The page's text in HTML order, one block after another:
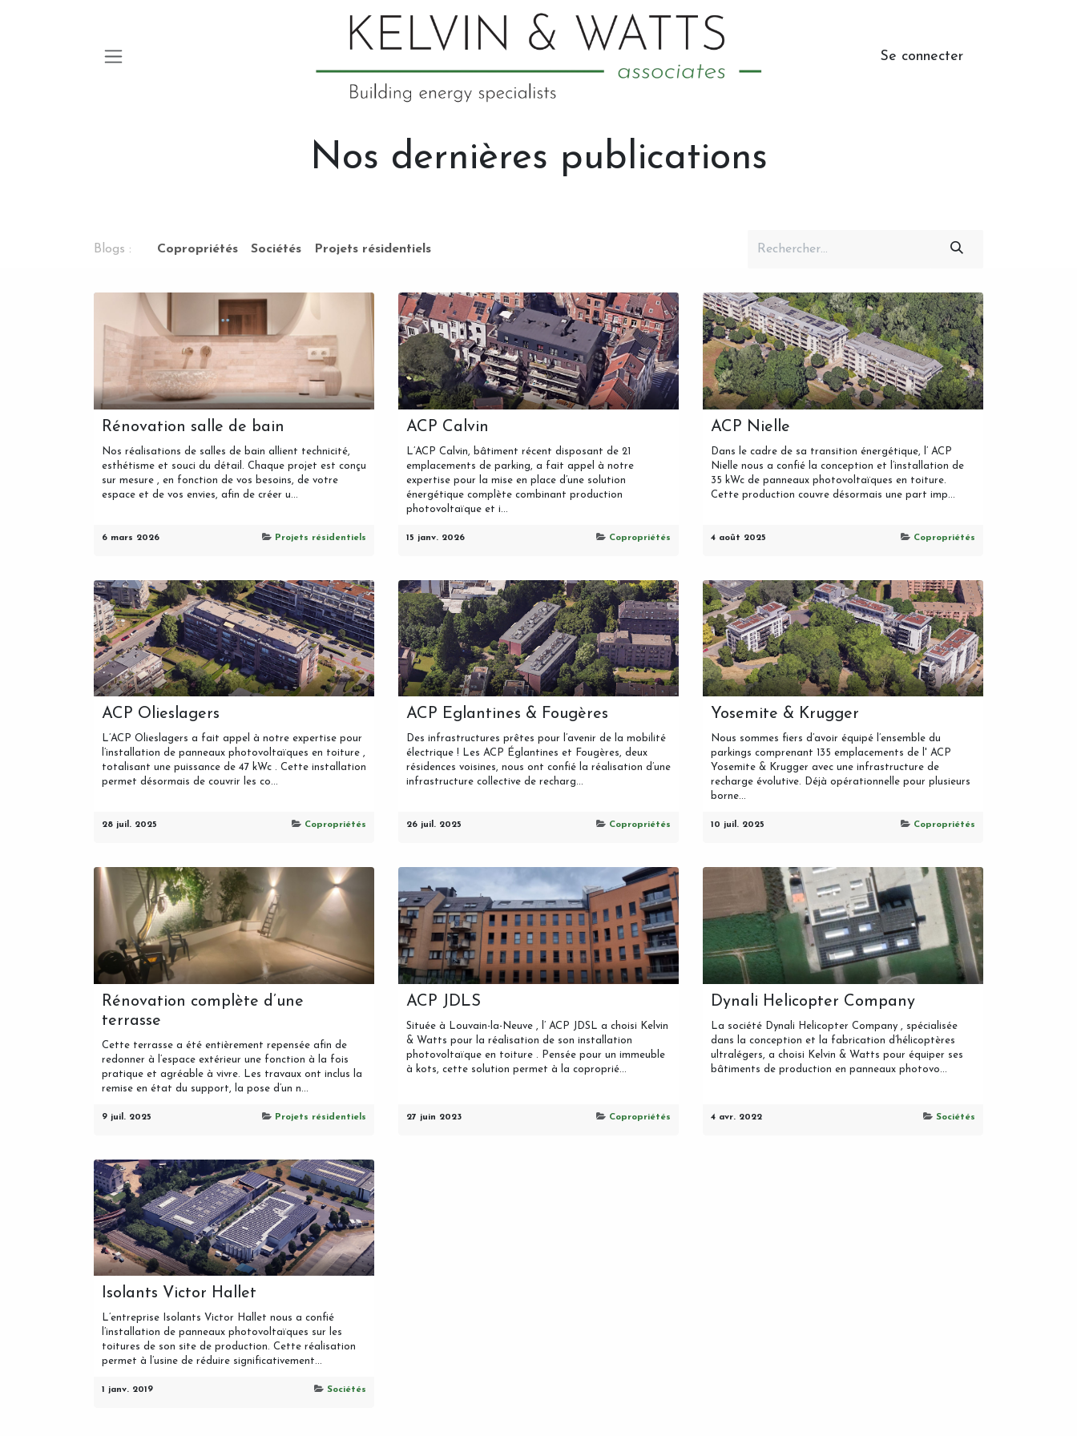
Se connecter
Nos dernières publications
Blogs : Copropriétés Sociétés Projets résidentiels
Rénovation salle de bain
Nos réalisations de salles de bain allient technicité,
esthétisme et souci du détail. Chaque projet est conçu
sur mesure , en fonction de vos besoins, de votre
espace et de vos envies, afin de créer u...
6 mars 2026 Projets résidentiels
ACP Calvin
L’ACP Calvin, bâtiment récent disposant de 21
emplacements de parking, a fait appel à notre
expertise pour la mise en place d’une solution
énergétique complète combinant production
photovoltaïque et i...
15 janv. 2026 Copropriétés
ACP Nielle
Dans le cadre de sa transition énergétique, l’ ACP
Nielle nous a confié la conception et l’installation de
35 kWc de panneaux photovoltaïques en toiture.
Cette production couvre désormais une part imp...
4 août 2025 Copropriétés
ACP Olieslagers
L’ACP Olieslagers a fait appel à notre expertise pour
l’installation de panneaux photovoltaïques en toiture ,
totalisant une puissance de 47 kWc . Cette installation
permet désormais de couvrir les co...
28 juil. 2025 Copropriétés
ACP Eglantines & Fougères
Des infrastructures prêtes pour l’avenir de la mobilité
électrique ! Les ACP Églantines et Fougères, deux
résidences voisines, nous ont confié la réalisation d’une
infrastructure collective de recharg...
26 juil. 2025 Copropriétés
Yosemite & Krugger
Nous sommes fiers d’avoir équipé l’ensemble du
parkings comprenant 135 emplacements de l' ACP
Yosemite & Krugger avec une infrastructure de
recharge évolutive. Déjà opérationnelle pour plusieurs
borne...
10 juil. 2025 Copropriétés
Rénovation complète d’une
terrasse
Cette terrasse a été entièrement repensée afin de
redonner à l’espace extérieur une fonction à la fois
pratique et agréable à vivre. Les travaux ont inclus la
remise en état du support, la pose d’un n...
9 juil. 2025 Projets résidentiels
ACP JDLS
Située à Louvain-la-Neuve , l’ ACP JDSL a choisi Kelvin
& Watts pour la réalisation de son installation
photovoltaïque en toiture . Pensée pour un immeuble
à kots, cette solution permet à la coproprié...
27 juin 2023 Copropriétés
Dynali Helicopter Company
La société Dynali Helicopter Company , spécialisée
dans la conception et la fabrication d’hélicoptères
ultralégers, a choisi Kelvin & Watts pour équiper ses
bâtiments de production en panneaux photovo...
4 avr. 2022 Sociétés
Isolants Victor Hallet
L’entreprise Isolants Victor Hallet nous a confié
l’installation de panneaux photovoltaïques sur les
toitures de son site de production. Cette réalisation
permet à l’usine de réduire significativement...
1 janv. 2019 Sociétés